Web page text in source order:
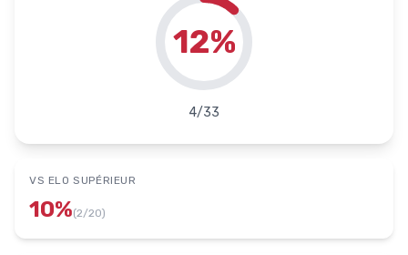
12%
4/33
VS ELO SUPÉRIEUR
10%(2/20)